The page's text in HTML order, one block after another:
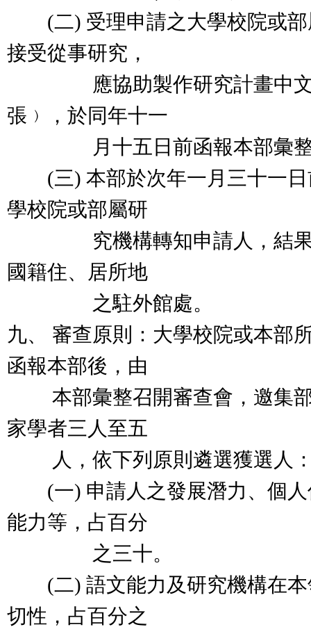
(二) 受理申請之大學校院或部
接受從事研究，
應協助製作研究計畫中文
張﹚，於同年十一
月十五日前函報本部彙整
(三) 本部於次年一月三十一日
學校院或部屬研
究機構轉知申請人，結果
國籍住、居所地
之駐外館處。
九、 審查原則：大學校院或本部
函報本部後，由
本部彙整召開審查會，邀集部
家學者三人至五
人，依下列原則遴選獲選人
(一) 申請人之發展潛力、個人
能力等，占百分
之三十。
(二) 語文能力及研究機構在本
切性，占百分之